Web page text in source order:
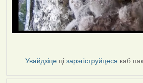
Увайдзіце цізарэгіструйцеся каб